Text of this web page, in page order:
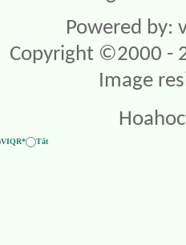
Powered by:
Copyright ©2000 -
Image
VIQR*
Tắt